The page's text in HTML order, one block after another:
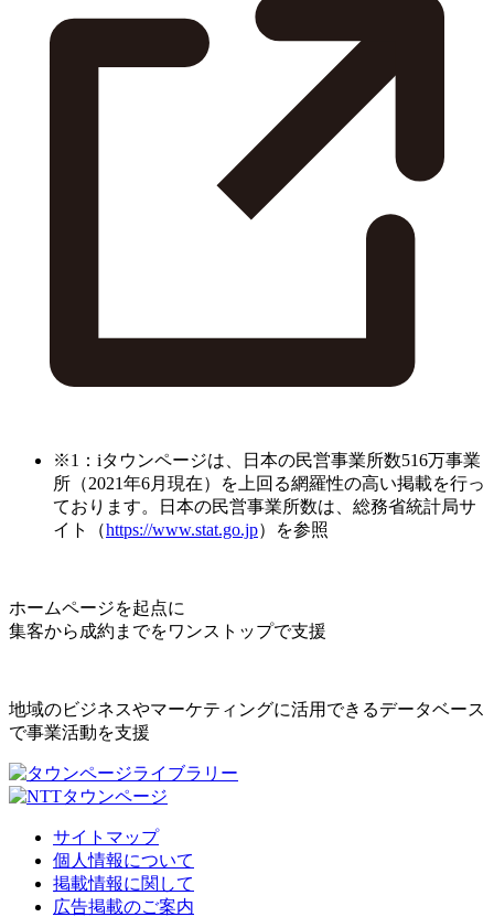
※1：iタウンページは、日本の民営事業所数516万事業
所（2021年6月現在）を上回る網羅性の高い掲載を行っ
ております。日本の民営事業所数は、総務省統計局サ
イト（https://www.stat.go.jp）を参照
ホームページを起点に
集客から成約までをワンストップで支援
地域のビジネスやマーケティングに活用できるデータベース
で事業活動を支援
サイトマップ
個人情報について
掲載情報に関して
広告掲載のご案内